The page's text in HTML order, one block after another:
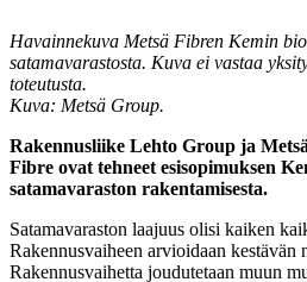
Havainnekuva Metsä Fibren Kemin
satamavarastosta. Kuva ei vastaa
toteutusta.
Kuva: Metsä Group.
Rakennusliike Lehto Group ja
Fibre ovat tehneet esisopimuksen
satamavaraston rakentamisesta.
Satamavaraston laajuus olisi kaiken
Rakennusvaiheen arvioidaan kestävän
Rakennusvaihetta joudutetaan muun